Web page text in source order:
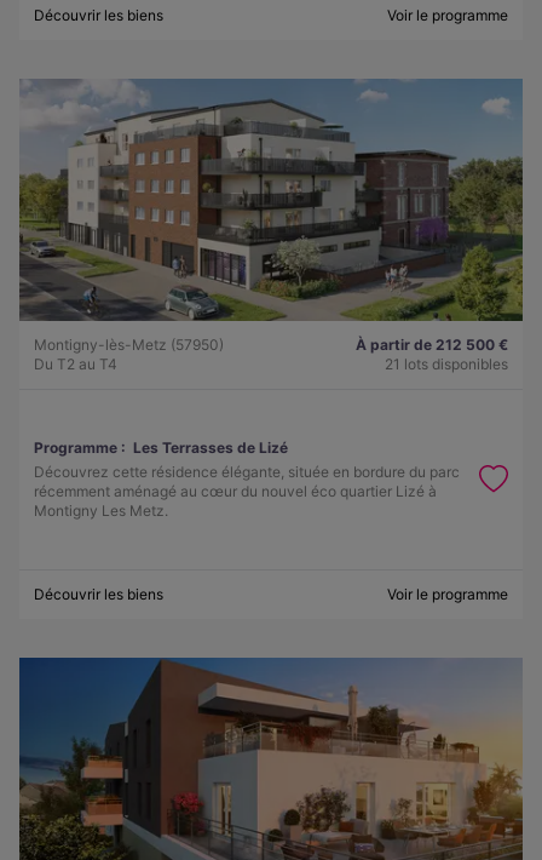
Découvrir les biens Voir le programme
Montigny-lès-Metz (57950)
Du T2 au T4
À partir de 212 500 €
21 lots disponibles
Programme : Les Terrasses de Lizé
Découvrez cette résidence élégante, située en bordure du parc
récemment aménagé au cœur du nouvel éco quartier Lizé à
Montigny Les Metz.
Découvrir les biens Voir le programme